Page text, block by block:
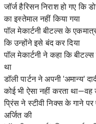
जॉर्ज हैरिसन निराश हो गए कि
का इस्तेमाल नहीं किया गया
पॉल मेकार्टनी बीटल्स के
कि उन्होंने इसे बंद कर दिया
पॉल मेकार्टनी ने कहा कि
था
डॉली पार्टन ने अपनी 'अमान्य'
कोई भी ऐसा नहीं करता
प्रिंस ने स्टीवी निक्स के गाने
अर्जित की